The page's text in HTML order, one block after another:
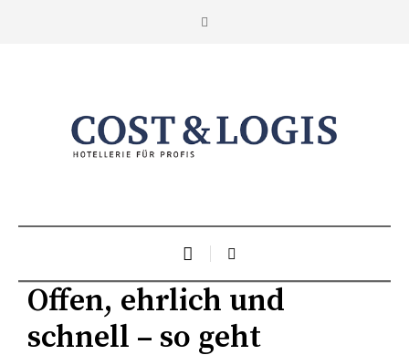
Offen, ehrlich und
schnell – so geht